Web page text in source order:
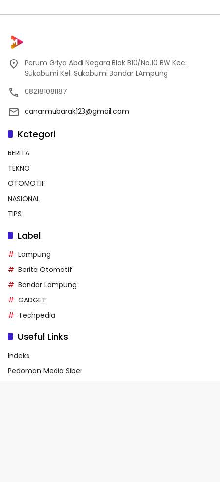
Perum Griya Abdi Negara Blok B10/No.10 BW Kec.
Sukabumi Kel. Sukabumi Bandar LAmpung
082181081187
danarmubarak123@gmail.com
Kategori
BERITA
TEKNO
OTOMOTIF
NASIONAL
TIPS
Label
Lampung
Berita Otomotif
Bandar Lampung
GADGET
Techpedia
Useful Links
Indeks
Pedoman Media Siber